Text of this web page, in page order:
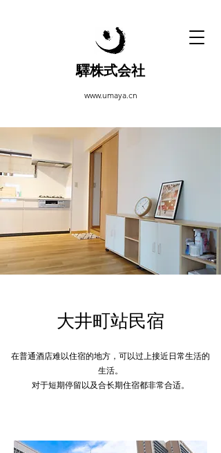
驛株式会社
www.umaya.cn
大井町站民宿
在普通酒店难以住宿的地方，可以过上接近日常生活的
生活。
对于短期停留以及合长期住宿都非常合适。